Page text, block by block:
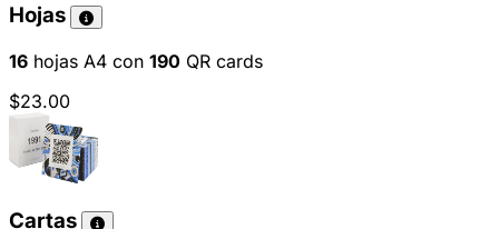
Hojas
16 hojas A4 con 190 QR cards
$23.00
Cartas